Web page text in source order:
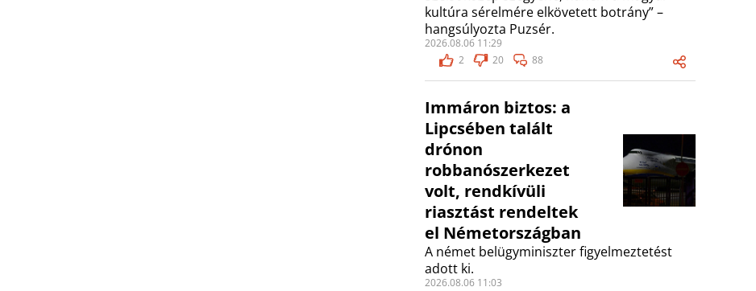
kultúra sérelmére elkövetett botrány” –
hangsúlyozta Puzsér.
2026.08.06 11:29
2
20 88
Immáron biztos: a
Lipcsében talált
drónon
robbanószerkezet
volt, rendkívüli
riasztást rendeltek
el Németországban
A német belügyminiszter figyelmeztetést
adott ki.
2026.08.06 11:03